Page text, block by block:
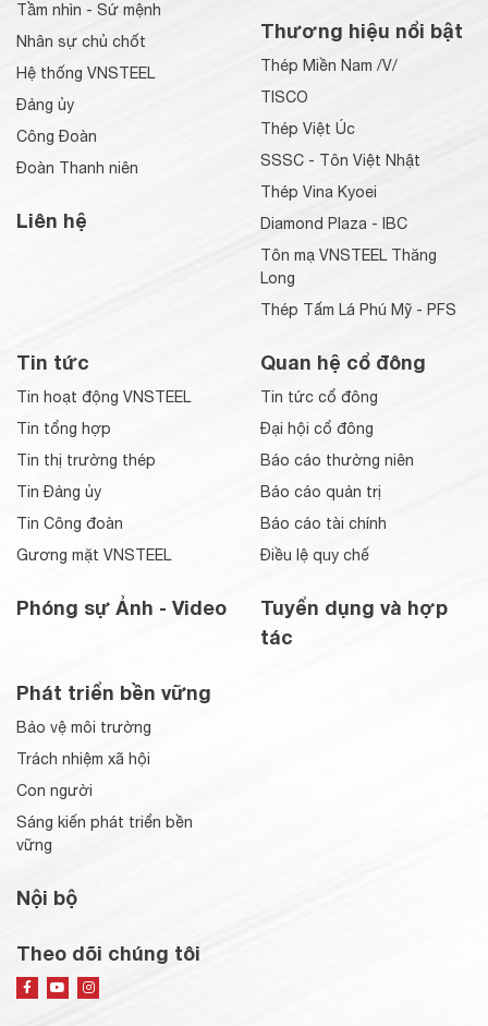
Tầm nhìn - Sứ mệnh
Nhân sự chủ chốt
Hệ thống VNSTEEL
Đảng ủy
Công Đoàn
Đoàn Thanh niên
Liên hệ
Thương hiệu nổi bật
Thép Miền Nam /V/
TISCO
Thép Việt Úc
SSSC - Tôn Việt Nhật
Thép Vina Kyoei
Diamond Plaza - IBC
Tôn mạ VNSTEEL Thăng
Long
Thép Tấm Lá Phú Mỹ - PFS
Tin tức
Tin hoạt động VNSTEEL
Tin tổng hợp
Tin thị trường thép
Tin Đảng ủy
Tin Công đoàn
Gương mặt VNSTEEL
Phóng sự Ảnh - Video
Quan hệ cổ đông
Tin tức cổ đông
Đại hội cổ đông
Báo cáo thường niên
Báo cáo quản trị
Báo cáo tài chính
Điều lệ quy chế
Tuyển dụng và hợp
tác
Phát triển bền vững
Bảo vệ môi trường
Trách nhiệm xã hội
Con người
Sáng kiến phát triển bền
vững
Nội bộ
Theo dõi chúng tôi